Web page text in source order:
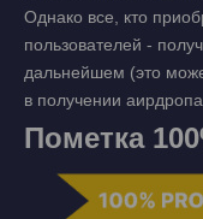
Однако все, кто
пользователей -
дальнейшем (это
в получении
Пометка